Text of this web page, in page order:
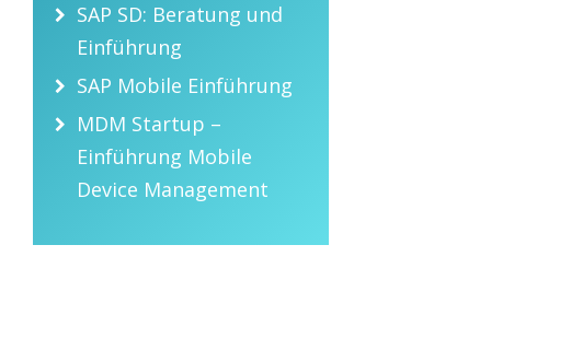
SAP SD: Beratung und
Einführung
SAP Mobile Einführung
MDM Startup –
Einführung Mobile
Device Management